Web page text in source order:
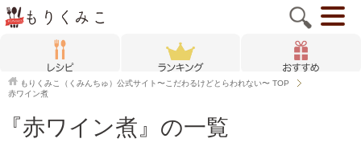
もりくみこ（くみんちゅ）公式サイト〜こだわるけどとらわれない〜 TOP
赤ワイン煮
『赤ワイン煮』の一覧